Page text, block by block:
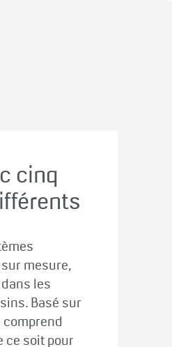
cinq
mesure,
les
Basé sur
comprend
ce soit pour